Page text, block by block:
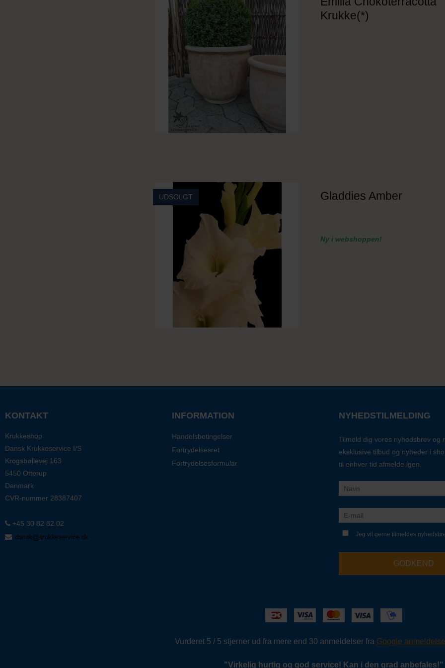
Krukke(*)
UDSOLGT Gladdies Amber
Ny i webshoppen!
KONTAKT
Krukkeshop
Dansk Krukkeservice I/S
Krogsbøllevej 163
5450 Otterup
Danmark
CVR-nummer 28387407
+45 30 82 82 02
INFORMATION
Handelsbetingelser
Fortrydelsesret
Fortrydelsesformular
NYHEDSTILMELDING
Tilmeld dig vores nyhedsbrev og
eksklusive tilbud og nyheder i
til enhver tid afmelde igen.
Jeg vil gerne tilmeldes
GODKEND
Vurderet 5 / 5 stjerner ud fra mere end 30 anmeldelser fra Google
"Virkelig hurtig og god service! Kan i den grad anbefales!"